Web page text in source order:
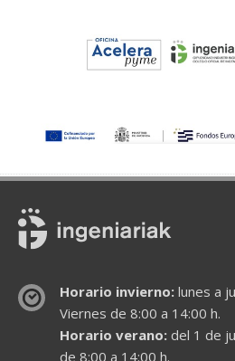
Horario invierno:lunes a
Viernes de 8:00 a 14:00 h.
Horario verano:del 1 de
de 8:00 a 14:00 h.